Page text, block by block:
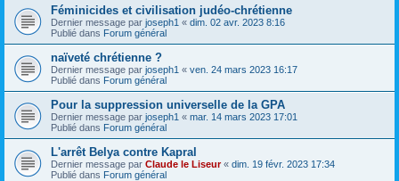
Féminicides et civilisation judéo-chrétienne
Dernier message par joseph1 « dim. 02 avr. 2023 8:16
Publié dans Forum général
naïveté chrétienne ?
Dernier message par joseph1 « ven. 24 mars 2023 16:17
Publié dans Forum général
Pour la suppression universelle de la GPA
Dernier message par joseph1 « mar. 14 mars 2023 17:01
Publié dans Forum général
L'arrêt Belya contre Kapral
Dernier message par Claude le Liseur« dim. 19 févr. 2023 17:34
Publié dans Forum général